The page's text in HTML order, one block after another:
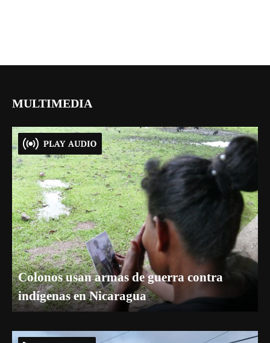
MULTIMEDIA
Colonos usan armas de guerra contra
indígenas en Nicaragua